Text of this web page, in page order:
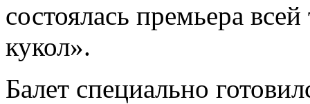
состоялась премьера
кукол».
Балет специально